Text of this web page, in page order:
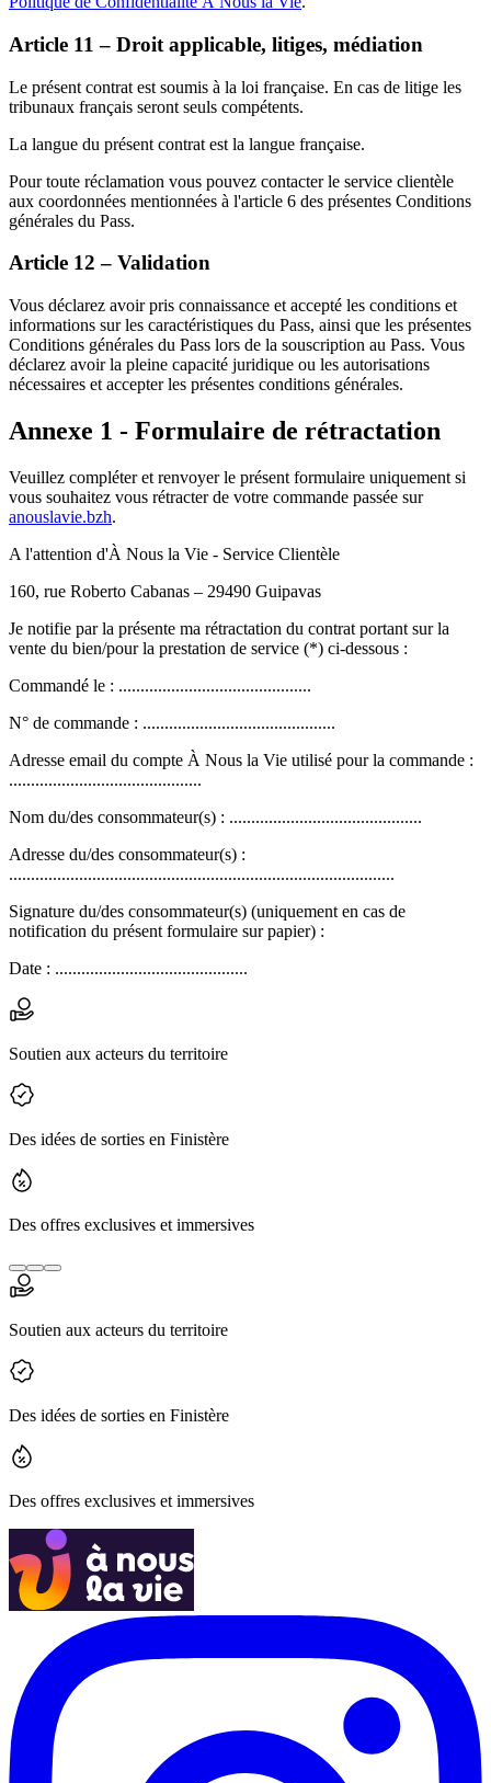
Article 11 – Droit applicable, litiges, médiation
Le présent contrat est soumis à la loi française. En cas de litige les
tribunaux français seront seuls compétents.
La langue du présent contrat est la langue française.
Pour toute réclamation vous pouvez contacter le service clientèle
aux coordonnées mentionnées à l'article 6 des présentes Conditions
générales du Pass.
Article 12 – Validation
Vous déclarez avoir pris connaissance et accepté les conditions et
informations sur les caractéristiques du Pass, ainsi que les présentes
Conditions générales du Pass lors de la souscription au Pass. Vous
déclarez avoir la pleine capacité juridique ou les autorisations
nécessaires et accepter les présentes conditions générales.
Annexe 1 - Formulaire de rétractation
Veuillez compléter et renvoyer le présent formulaire uniquement si
vous souhaitez vous rétracter de votre commande passée sur
anouslavie.bzh.
A l'attention d'À Nous la Vie - Service Clientèle
160, rue Roberto Cabanas – 29490 Guipavas
Je notifie par la présente ma rétractation du contrat portant sur la
vente du bien/pour la prestation de service (*) ci-dessous :
Commandé le : ............................................
N° de commande : ............................................
Adresse email du compte À Nous la Vie utilisé pour la commande :
............................................
Nom du/des consommateur(s) : ............................................
Adresse du/des consommateur(s) :
........................................................................................
Signature du/des consommateur(s) (uniquement en cas de
notification du présent formulaire sur papier) :
Date : ............................................
Soutien aux acteurs du territoire
Des idées de sorties en Finistère
Des offres exclusives et immersives
Soutien aux acteurs du territoire
Des idées de sorties en Finistère
Des offres exclusives et immersives